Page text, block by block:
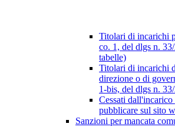
Titolari di incarichi
co. 1, del dlgs n.
tabelle)
Titolari di incarichi
direzione o di
1-bis, del dlgs n.
Cessati
pubblicare sul sito
Sanzioni per mancata